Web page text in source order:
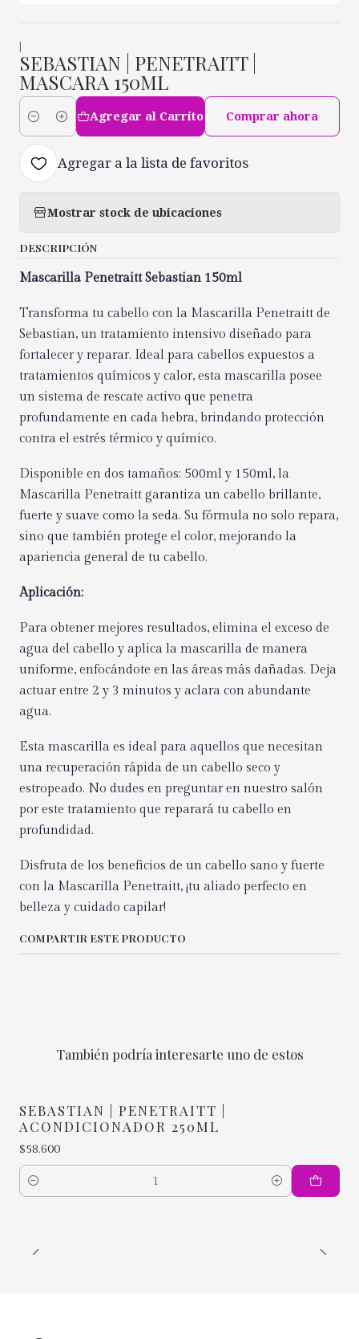
SEBASTIAN | PENETRAITT |
MASCARA 150ML
Cantidad
Agregar al Carrito Comprar ahora
Agregar a la lista de favoritos
Mostrar stock de ubicaciones
DESCRIPCIÓN
Mascarilla Penetraitt Sebastian 150ml
Transforma tu cabello con la Mascarilla Penetraitt de
Sebastian, un tratamiento intensivo diseñado para
fortalecer y reparar. Ideal para cabellos expuestos a
tratamientos químicos y calor, esta mascarilla posee
un sistema de rescate activo que penetra
profundamente en cada hebra, brindando protección
contra el estrés térmico y químico.
Disponible en dos tamaños: 500ml y 150ml, la
Mascarilla Penetraitt garantiza un cabello brillante,
fuerte y suave como la seda. Su fórmula no solo repara,
sino que también protege el color, mejorando la
apariencia general de tu cabello.
Aplicación:
Para obtener mejores resultados, elimina el exceso de
agua del cabello y aplica la mascarilla de manera
uniforme, enfocándote en las áreas más dañadas. Deja
actuar entre 2 y 3 minutos y aclara con abundante
agua.
Esta mascarilla es ideal para aquellos que necesitan
una recuperación rápida de un cabello seco y
estropeado. No dudes en preguntar en nuestro salón
por este tratamiento que reparará tu cabello en
profundidad.
Disfruta de los beneficios de un cabello sano y fuerte
con la Mascarilla Penetraitt, ¡tu aliado perfecto en
belleza y cuidado capilar!
COMPARTIR ESTE PRODUCTO
También podría interesarte uno de estos
SEBASTIAN | PENETRAITT |
ACONDICIONADOR 250ML
$58.600
Cantidad